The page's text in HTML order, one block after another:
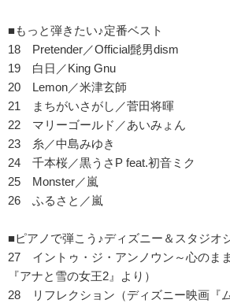
■もっと弾きたい♪定番ベスト
18 Pretender／Official髭男dism
19 白日／King Gnu
20 Lemon／米津玄師
21 まちがいさがし／菅田将暉
22 マリーゴールド／あいみょん
23 糸／中島みゆき
24 千本桜／黒うさP feat.初音ミク
25 Monster／嵐
26 ふるさと／嵐
■ピアノで弾こう♪ディズニー＆スタジオ
27 イントゥ・ジ・アンノウン～心のま
『アナと雪の女王2』より）
28 リフレクション（ディズニー映画『